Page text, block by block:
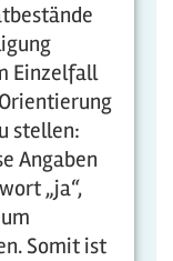
Einzelfall
stellen:
Angaben
„ja“,
Somit ist